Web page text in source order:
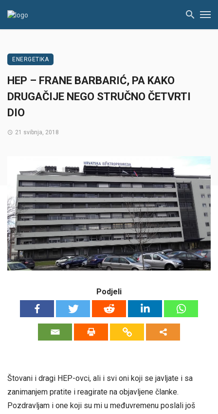
ENERGETIKA
HEP – FRANE BARBARIĆ, PA KAKO
DRUGAČIJE NEGO STRUČNO ČETVRTI
DIO
21 svibnja, 2018
Podjeli
Štovani i dragi HEP-ovci, ali i svi oni koji se javljate i sa
zanimanjem pratite i reagirate na objavljene članke.
Pozdravljam i one koji su mi u međuvremenu poslali još